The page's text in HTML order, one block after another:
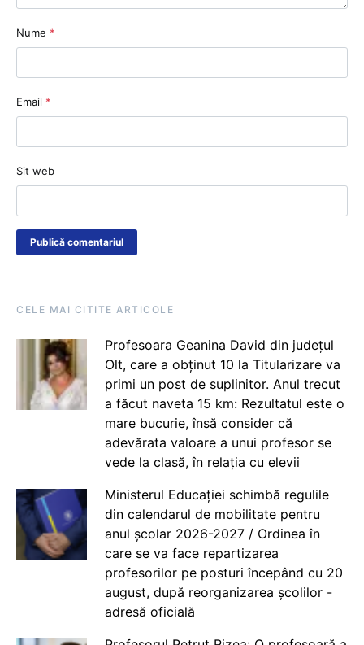
Nume *
Email *
Sit web
CELE MAI CITITE ARTICOLE
Profesoara Geanina David din județul
Olt, care a obținut 10 la Titularizare va
primi un post de suplinitor. Anul trecut
a făcut naveta 15 km: Rezultatul este o
mare bucurie, însă consider că
adevărata valoare a unui profesor se
vede la clasă, în relația cu elevii
Ministerul Educației schimbă regulile
din calendarul de mobilitate pentru
anul școlar 2026-2027 / Ordinea în
care se va face repartizarea
profesorilor pe posturi începând cu 20
august, după reorganizarea școlilor -
adresă oficială